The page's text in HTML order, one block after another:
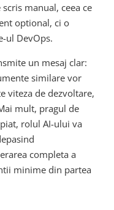
manual, ceea ce
optional, ci o
ul DevOps.
un mesaj clar:
similare vor
viteza de dezvoltare,
mult, pragul de
rolul AI-ului va
completa a
minime din partea